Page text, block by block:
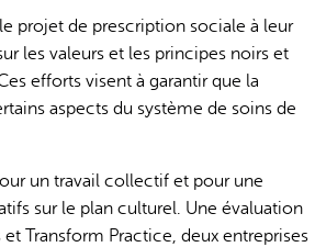
projet de prescription sociale à leur
les valeurs et les principes noirs et
efforts visent à garantir que la
aspects du système de soins de
un travail collectif et pour une
sur le plan culturel. Une évaluation
Transform Practice, deux entreprises